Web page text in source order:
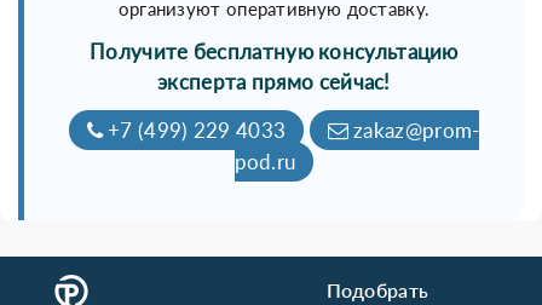
организуют оперативную доставку.
Получите бесплатную консультацию
эксперта прямо сейчас!
+7 (499) 229 4033
zakaz@prom-
pod.ru
Подобрать